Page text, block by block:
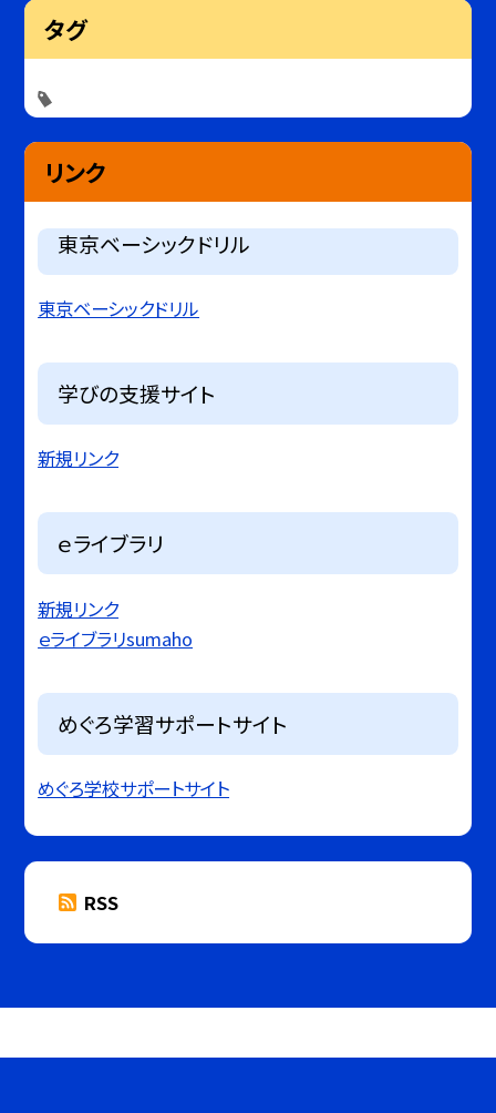
タグ
リンク
東京ベーシックドリル
東京ベーシックドリル
学びの支援サイト
新規リンク
ｅライブラリ
新規リンク
ｅライブラリsumaho
めぐろ学習サポートサイト
めぐろ学校サポートサイト
RSS